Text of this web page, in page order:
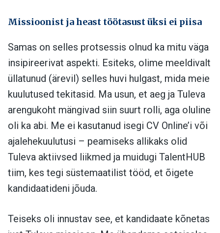
Missioonist ja heast töötasust üksi ei piisa
Samas on selles protsessis olnud ka mitu väga
insipireerivat aspekti. Esiteks, olime meeldivalt
üllatunud (ärevil) selles huvi hulgast, mida meie
kuulutused tekitasid. Ma usun, et aeg ja Tuleva
arengukoht mängivad siin suurt rolli, aga oluline
oli ka abi. Me ei kasutanud isegi CV Online’i või
ajalehekuulutusi – peamiseks allikaks olid
Tuleva aktiivsed liikmed ja muidugi TalentHUB
tiim, kes tegi süstemaatilist tööd, et õigete
kandidaatideni jõuda.
Teiseks oli innustav see, et kandidaate kõnetas